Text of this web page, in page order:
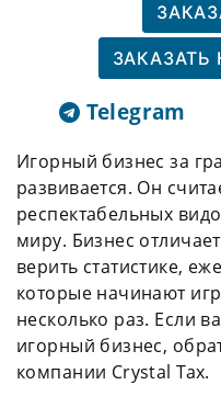
Telegram
Игорный бизнес за
развивается. Он
респектабельных
миру. Бизнес
верить статистике,
которые начинают
несколько раз. Если
игорный бизнес,
компании Crystal Tax.